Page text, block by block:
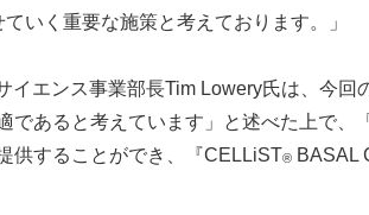
いく重要な施策と考えております。」
イエンス事業部長Tim Lowery氏は、今回
であると考えています」と述べた上で、「
供することができ、『CELLiST® BASAL